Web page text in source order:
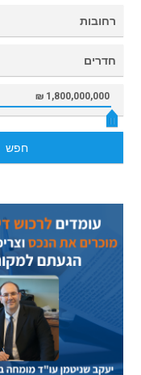
רחובות
חדרים
1,800,000,000 ₪
חפש